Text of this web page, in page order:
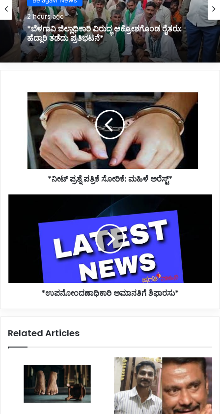
Kannada News
2 hours ago
*ಭಾರಿ ಮಳೆಗೆ ಗೋಡೆ ಕುಸಿತ: 9 ಜನ ಸಾವು*
ಸೋರಿಕೆ:
*ನೀಟ್ ಪ್ರಶ್ನೆ ಪತ್ರಿಕೆ ಸೋರಿಕೆ: ಮಹಿಳೆ ಅರೆಸ್ಟ್*
*ಉಪನೋಂದಣಾಧಿಕಾರಿ ಅಮಾನತಿಗೆ ಶಿಫಾರಸು*
Related Articles